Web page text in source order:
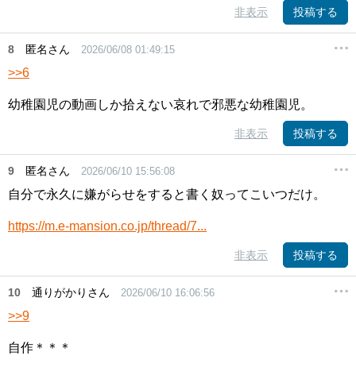
非表示 投稿する
8 匿名さん 2026/06/08 01:49:15
>>6
幼稚園児の動画しか拾えない哀れで邪悪な幼稚園児。
非表示 投稿する
9 匿名さん 2026/06/10 15:56:08
自分で永久に嫌がらせをすると書く奴ってこいつだけ。
https://m.e-mansion.co.jp/thread/7...
非表示 投稿する
10 通りがかりさん 2026/06/10 16:06:56
>>9
自作＊＊＊